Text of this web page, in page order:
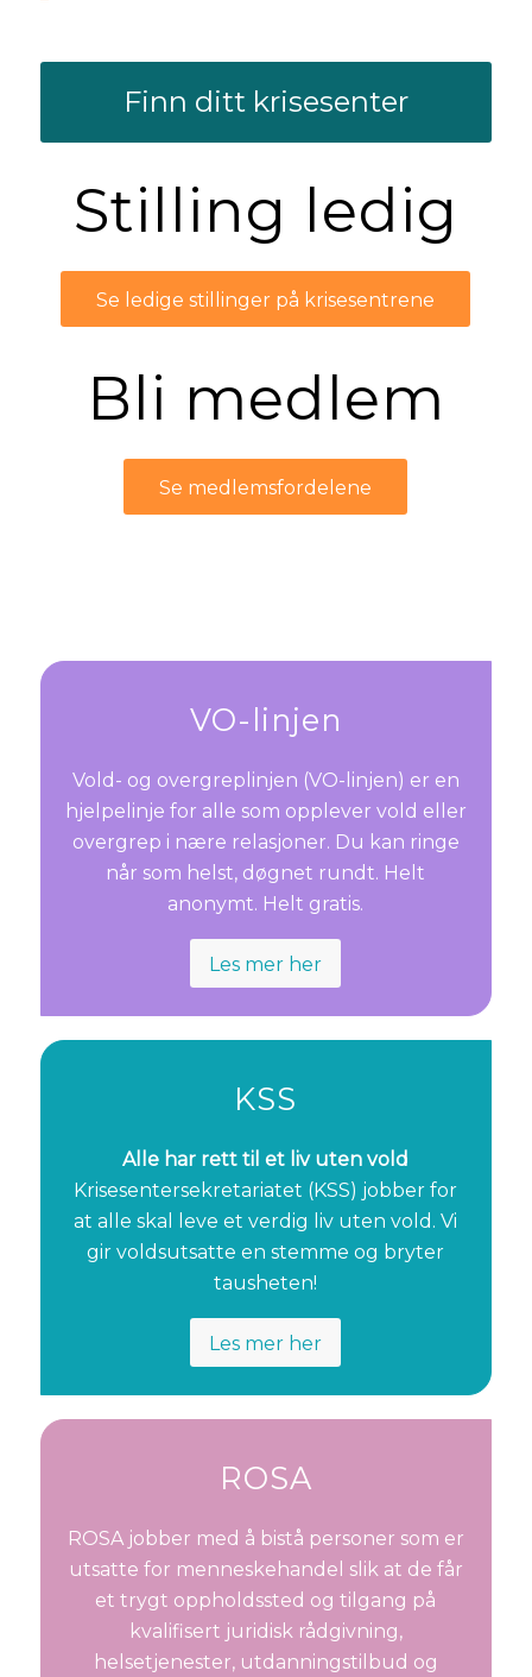
Finn ditt krisesenter
Stilling ledig
Se ledige stillinger på krisesentrene
Bli medlem
Se medlemsfordelene
VO-linjen
Vold- og overgreplinjen (VO-linjen) er en
hjelpelinje for alle som opplever vold eller
overgrep i nære relasjoner. Du kan ringe
når som helst, døgnet rundt. Helt
anonymt. Helt gratis.
Les mer her
KSS
Alle har rett til et liv uten vold
Krisesentersekretariatet (KSS) jobber for
at alle skal leve et verdig liv uten vold. Vi
gir voldsutsatte en stemme og bryter
tausheten!
Les mer her
ROSA
ROSA jobber med å bistå personer som er
utsatte for menneskehandel slik at de får
et trygt oppholdssted og tilgang på
kvalifisert juridisk rådgivning,
helsetjenester, utdanningstilbud og